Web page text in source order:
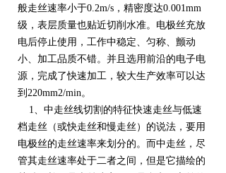
般走丝速率小于0.2m/s，精密度达0.001mm
级，表层质量也贴近切削水准。电极丝充放
电后停止使用，工作中稳定、匀称、颤动
小、加工品质不错。并且选用前沿的电子电
源，完成了快速加工，较大生产效率可以达
到220mm2/min。
1、中走丝线切割的特征快速走丝与低速
档走丝（或快走丝和慢走丝）的说法，要用
电极丝的走丝速率来划分的。而中走丝，尽
管其走丝速率处于二者之间，但是它描绘的